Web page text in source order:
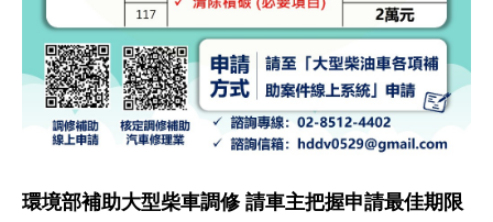
環境部補助大型柴車調修 請車主把握申請最佳期限